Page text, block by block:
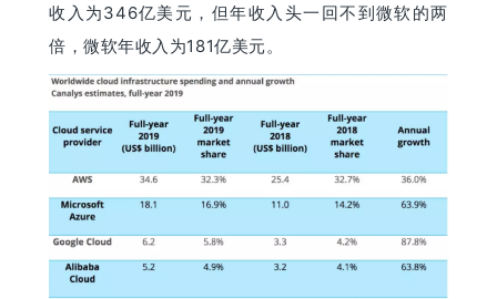
收入为346亿美元，但年收入头一回不到微软的两
倍，微软年收入为181亿美元。